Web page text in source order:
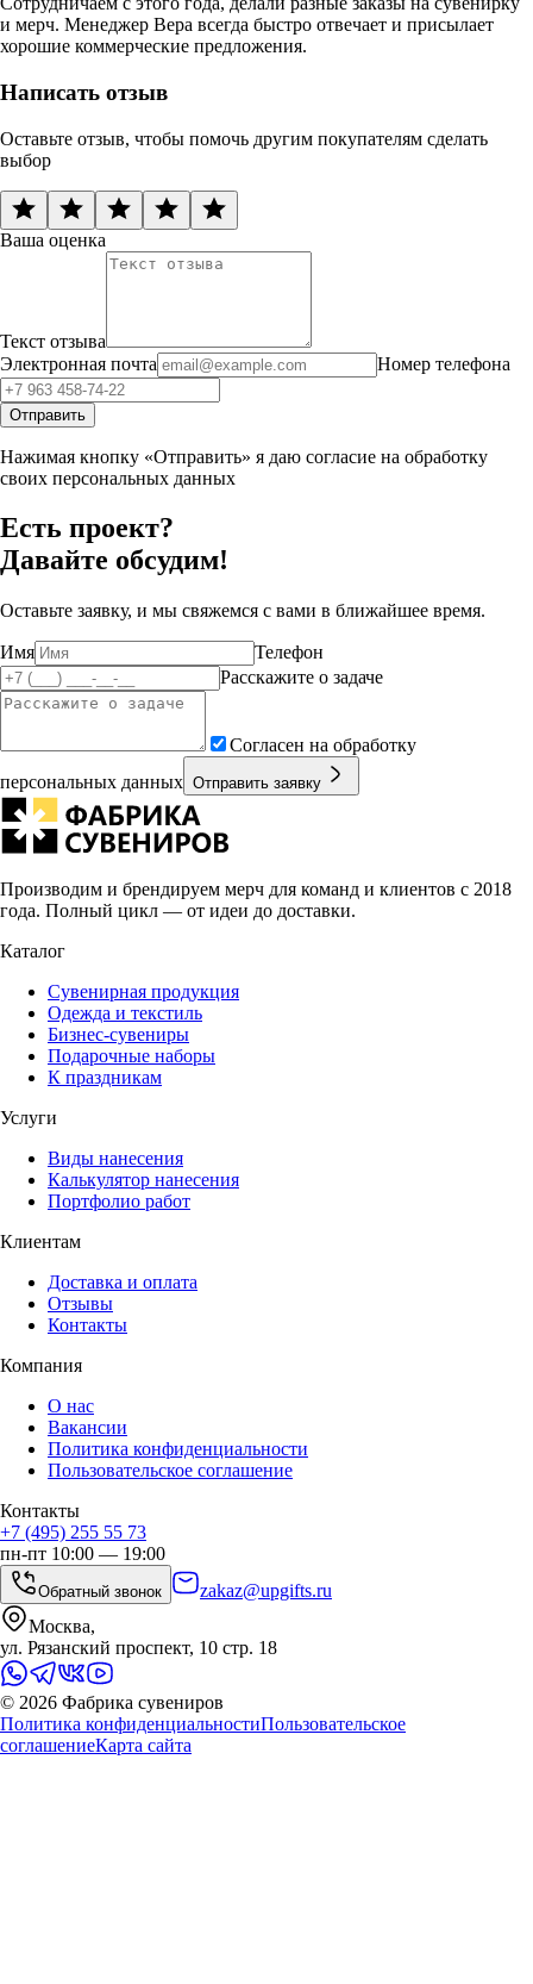
и мерч. Менеджер Вера всегда быстро отвечает и присылает
хорошие коммерческие предложения.
Написать отзыв
Оставьте отзыв, чтобы помочь другим покупателям сделать
выбор
Ваша оценка
Текст отзыва
Электронная почта
Номер телефона
Отправить
Нажимая кнопку «Отправить» я даю согласие на обработку
своих персональных данных
Есть проект?
Давайте обсудим!
Оставьте заявку, и мы свяжемся с вами в ближайшее время.
Имя
Телефон
Расскажите о задаче
Согласен на обработку
персональных данных Отправить заявку
Производим и брендируем мерч для команд и клиентов с 2018
года. Полный цикл — от идеи до доставки.
Каталог
Сувенирная продукция
Одежда и текстиль
Бизнес-сувениры
Подарочные наборы
К праздникам
Услуги
Виды нанесения
Калькулятор нанесения
Портфолио работ
Клиентам
Доставка и оплата
Отзывы
Контакты
Компания
О нас
Вакансии
Политика конфиденциальности
Пользовательское соглашение
Контакты
+7 (495) 255 55 73
пн-пт 10:00 — 19:00
Обратный звонок
zakaz@upgifts.ru
Москва,
ул. Рязанский проспект, 10 стр. 18
© 2026 Фабрика сувениров
Политика конфиденциальностиПользовательское
соглашениеКарта сайта